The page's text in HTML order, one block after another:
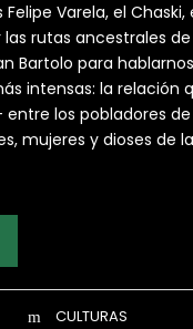
Varela, el
rutas ancestrales
Bartolo para
intensas: la relación
los pobladores
mujeres y dioses de
CULTURAS